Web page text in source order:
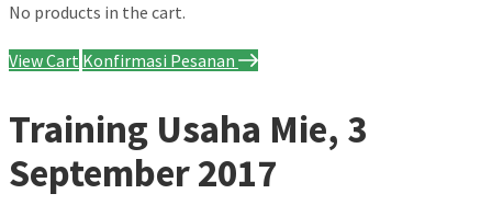
No products in the cart.
View Cart Konfirmasi Pesanan
Training Usaha Mie, 3
September 2017